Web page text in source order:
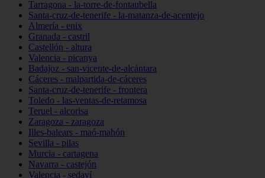
Tarragona - la-torre-de-fontaubella
Santa-cruz-de-tenerife - la-matanza-de-acentejo
Almería - enix
Granada - castril
Castellón - altura
Valencia - picanya
Badajoz - san-vicente-de-alcántara
Cáceres - malpartida-de-cáceres
Santa-cruz-de-tenerife - frontera
Toledo - las-ventas-de-retamosa
Teruel - alcorisa
Zaragoza - zaragoza
Illes-balears - maó-mahón
Sevilla - pilas
Murcia - cartagena
Navarra - castejón
Valencia - sedaví